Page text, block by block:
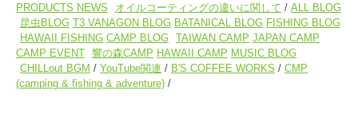
PRODUCTS NEWS
オイルコーティングの違いに関して
ALL BLOG
昆虫BLOG T3 VANAGON BLOG BATANICAL BLOG FISHING BLOG
HAWAII FISHING CAMP BLOG TAIWAN CAMP JAPAN CAMP
CAMP EVENT 響の森CAMP HAWAII CAMP MUSIC BLOG
CHILLout BGM
YouTube関連 B'S COFFEE WORKS
CMP
(camping & fishing & adventure)